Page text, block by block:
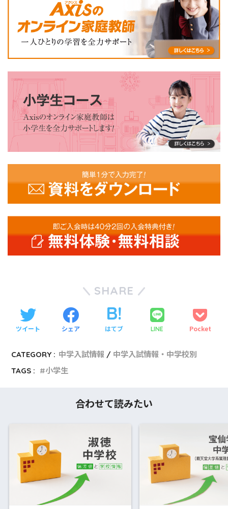
SHARE
ツイート シェア はてブ LINE Pocket
CATEGORY : 中学入試情報
中学入試情報・中学校別
TAGS :
小学生
合わせて読みたい